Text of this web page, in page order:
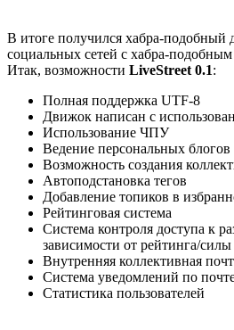
В итоге получился хабра-подобный
социальных сетей с хабра-
Итак, возможности LiveStreet 0.1:
Полная поддержка UTF-8
Движок написан с
Использование ЧПУ
Ведение персональных блогов
Возможность создания
Автоподстановка тегов
Добавление топиков в
Рейтинговая система
Система контроля доступа к
зависимости от рейтинга/силы
Внутренняя коллективная
Система уведомлений по
Статистика пользователей